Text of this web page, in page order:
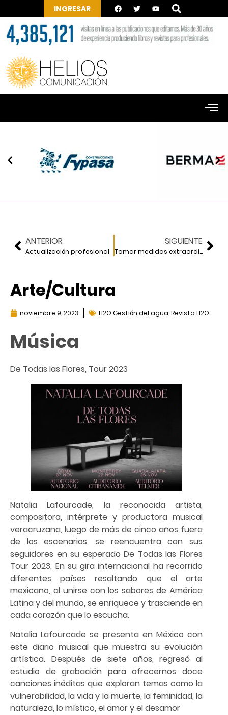
INGRESAR
ANTERIOR
Actualización profesional
SIGUIENTE
Tomar medidas extraordinarias
Arte/Cultura
noviembre 9, 2023 H2O Gestión del agua Revista H2O
Música
De Todas las Flores, Tour 2023
Natalia Lafourcade, la reconocida artista,
compositora, intérprete y productora musical
veracruzana, luego de más de cinco años fuera
de los escenarios, se reencuentra con sus
seguidores en su esperado De Todas las Flores
Tour 2023. En su gira internacional ha recorrido
diferentes países resaltando que el arte
mexicano, al unirse con los sabores de América
Latina y del mundo, se enriquece y trasciende en
cada corazón que lo escucha.
Natalia Lafourcade se presenta en México con
este diario musical que muestra su evolución
artística. Después de siete años, regresó al
estudio de grabación para ofrecernos doce
canciones inéditas que exploran temas como la
vulnerabilidad, la vida y la muerte, la feminidad, la
naturaleza, lo místico, el amor y el desamor